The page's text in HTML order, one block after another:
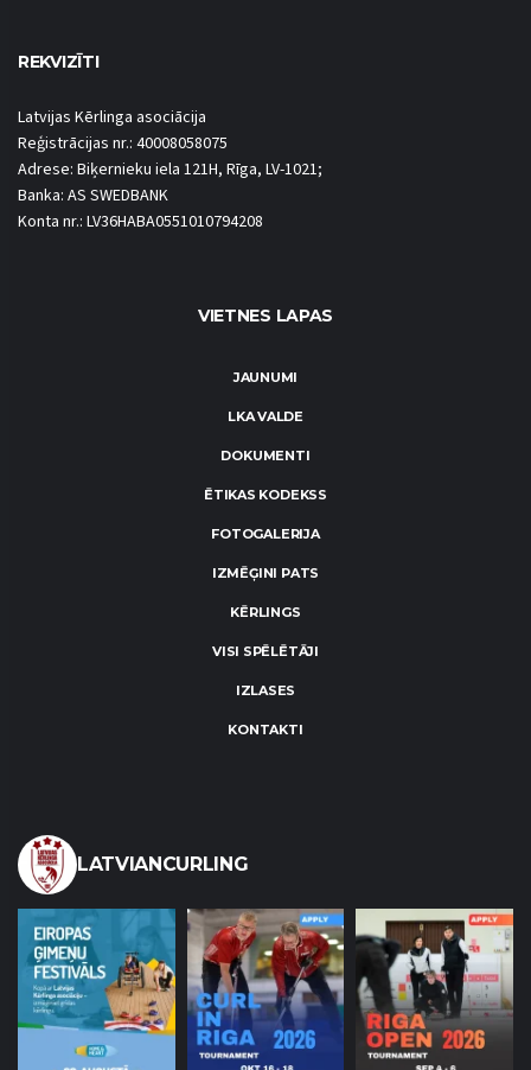
REKVIZĪTI
Latvijas Kērlinga asociācija
Reģistrācijas nr.: 40008058075
Adrese: Biķernieku iela 121H, Rīga, LV-1021;
Banka: AS SWEDBANK
Konta nr.: LV36HABA0551010794208
VIETNES LAPAS
JAUNUMI
LKA VALDE
DOKUMENTI
ĒTIKAS KODEKSS
FOTOGALERIJA
IZMĒĢINI PATS
KĒRLINGS
VISI SPĒLĒTĀJI
IZLASES
KONTAKTI
LATVIANCURLING